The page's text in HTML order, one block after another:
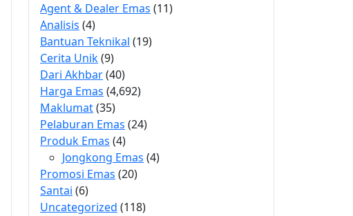
Agent & Dealer Emas (11)
Analisis (4)
Bantuan Teknikal (19)
Cerita Unik(9)
Dari Akhbar(40)
Harga Emas (4,692)
Maklumat(35)
Pelaburan Emas (24)
Produk Emas (4)
Jongkong Emas (4)
Promosi Emas (20)
Santai (6)
Uncategorized (118)